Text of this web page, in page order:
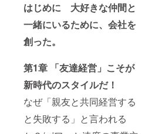
はじめに 大好きな仲間と
一緒にいるために、会社を
創った。
第1章 「友達経営」こそが
新時代のスタイルだ！
なぜ「親友と共同経営する
と失敗する」と言われる